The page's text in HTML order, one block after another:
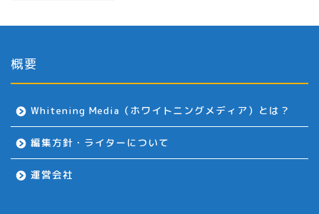
概要
Whitening Media（ホワイトニングメディア）とは？
編集方針・ライターについて
運営会社